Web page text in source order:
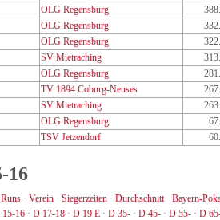
OLG Regensburg
OLG Regensburg
OLG Regensburg
SV Mietraching
OLG Regensburg
TV 1894 Coburg-Neuses
SV Mietraching
OLG Regensburg
TSV Jetzendorf
16
· Verein · Siegerzeiten · Durchschnitt· Bayern-
15-16 · D 17-18 · D 19 E · D 35- · D 45- · D 55- · D